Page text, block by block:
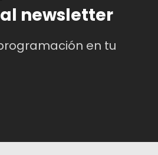
newsletter
en tu